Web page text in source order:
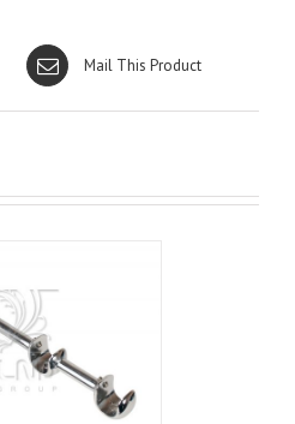
Mail This Product